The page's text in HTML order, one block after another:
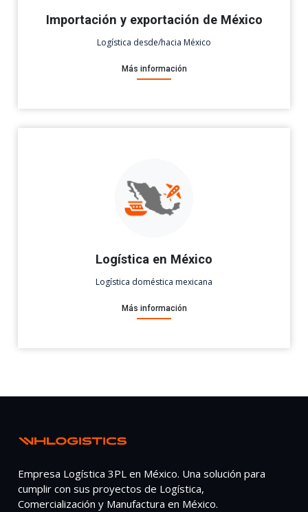
Importación y exportación de México
Logística desde/hacia México
Más información
Logística en México
Logística doméstica mexicana
Más información
Empresa Logística 3PL en México. Una solución para
cumplir con sus proyectos de Logística,
Comercialización y Manufactura en México.